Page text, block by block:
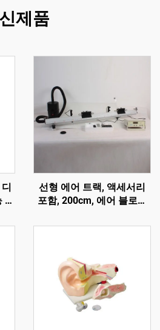
신제품
수
선형 에어 트랙, 액세서리
포함, 200cm, 에어 블로워